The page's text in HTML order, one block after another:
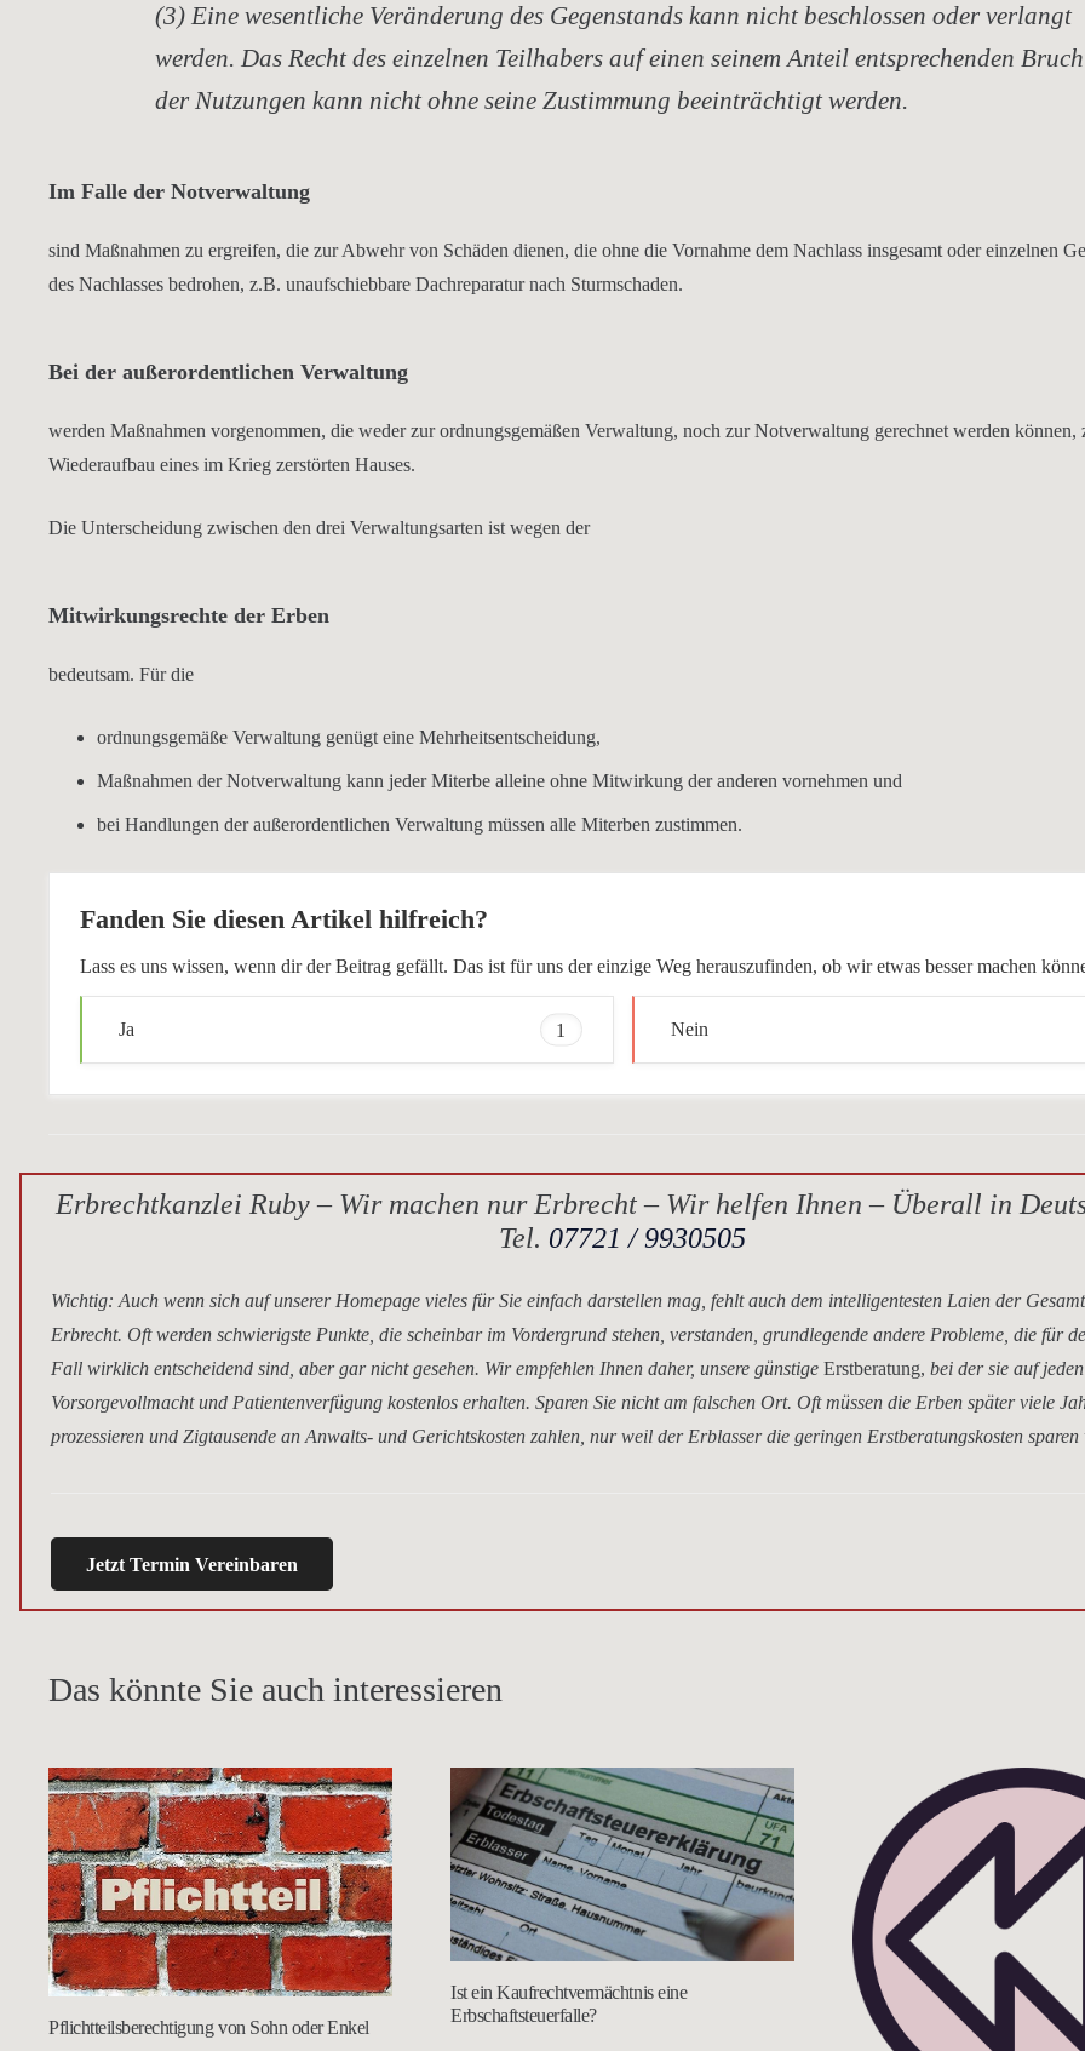
(3) Eine wesentliche Veränderung des Gegenstands kann nicht beschlossen oder verlangt
werden. Das Recht des einzelnen Teilhabers auf einen seinem Anteil entsprechenden
der Nutzungen kann nicht ohne seine Zustimmung beeinträchtigt werden.
Im Falle der Notverwaltung
sind Maßnahmen zu ergreifen, die zur Abwehr von Schäden dienen, die ohne die Vornahme dem Nachlass insgesamt oder einzelnen
des Nachlasses bedrohen, z.B. unaufschiebbare Dachreparatur nach Sturmschaden.
Bei der außerordentlichen Verwaltung
werden Maßnahmen vorgenommen, die weder zur ordnungsgemäßen Verwaltung, noch zur Notverwaltung gerechnet werden können,
Wiederaufbau eines im Krieg zerstörten Hauses.
Die Unterscheidung zwischen den drei Verwaltungsarten ist wegen der
Mitwirkungsrechte der Erben
bedeutsam. Für die
ordnungsgemäße Verwaltung genügt eine Mehrheitsentscheidung,
Maßnahmen der Notverwaltung kann jeder Miterbe alleine ohne Mitwirkung der anderen vornehmen und
bei Handlungen der außerordentlichen Verwaltung müssen alle Miterben zustimmen.
Fanden Sie diesen Artikel hilfreich?
Lass es uns wissen, wenn dir der Beitrag gefällt. Das ist für uns der einzige Weg herauszufinden, ob wir etwas besser machen
Ja 1 Nein
Erbrechtkanzlei Ruby – Wir machen nur Erbrecht – Wir helfen Ihnen – Überall in
Tel. 07721 / 9930505
Wichtig: Auch wenn sich auf unserer Homepage vieles für Sie einfach darstellen mag, fehlt auch dem intelligentesten Laien der
Erbrecht. Oft werden schwierigste Punkte, die scheinbar im Vordergrund stehen, verstanden, grundlegende andere Probleme, die für
Fall wirklich entscheidend sind, aber gar nicht gesehen. Wir empfehlen Ihnen daher, unsere günstige Erstberatung, bei der sie auf
Vorsorgevollmacht und Patientenverfügung kostenlos erhalten. Sparen Sie nicht am falschen Ort. Oft müssen die Erben später viele
prozessieren und Zigtausende an Anwalts- und Gerichtskosten zahlen, nur weil der Erblasser die geringen Erstberatungskosten sparen
Jetzt Termin Vereinbaren
Das könnte Sie auch interessieren
Pflichtteilsberechtigung von Sohn oder Enkel
Ist ein Kaufrechtvermächtnis eine
Erbschaftsteuerfalle?